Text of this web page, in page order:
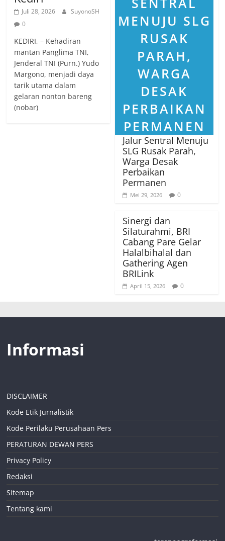
Juli 28, 2026
SuyonoSH
0
KEDIRI, – Kehadiran
mantan Panglima TNI,
Jenderal TNI (Purn.) Yudo
Margono, menjadi daya
tarik utama dalam
gelaran nonton bareng
(nobar)
Jalur Sentral Menuju
SLG Rusak Parah,
Warga Desak
Perbaikan
Permanen
Mei 29, 2026 0
Sinergi dan
Silaturahmi, BRI
Cabang Pare Gelar
Halalbihalal dan
Gathering Agen
BRILink
April 15, 2026 0
Informasi
DISCLAIMER
Kode Etik Jurnalistik
Kode Perilaku Perusahaan Pers
PERATURAN DEWAN PERS
Privacy Policy
Redaksi
Sitemap
Tentang kami